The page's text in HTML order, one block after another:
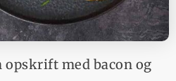
med bacon og